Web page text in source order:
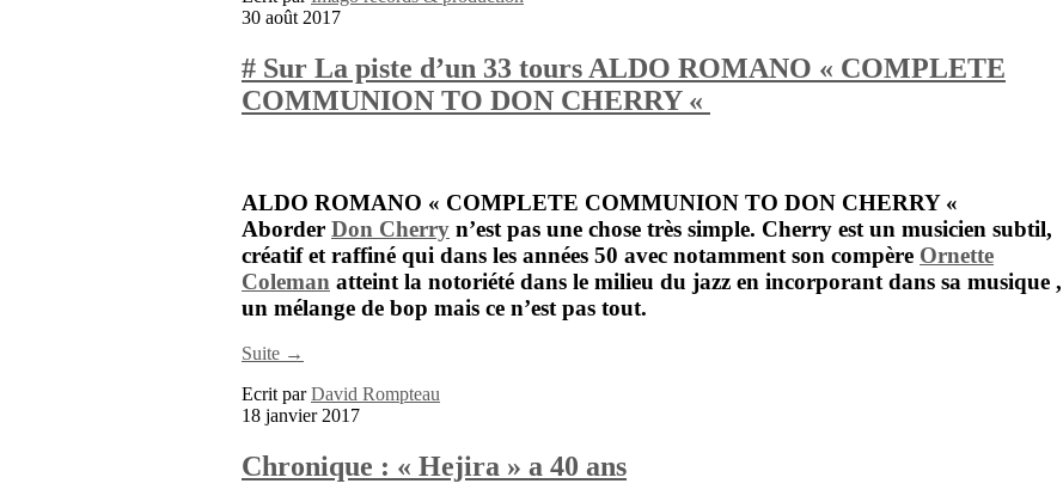
30 août 2017
# Sur La piste d’un 33 tours ALDO ROMANO « COMPLETE
COMMUNION TO DON CHERRY «
ALDO ROMANO « COMPLETE COMMUNION TO DON CHERRY «
Aborder Don Cherry n’est pas une chose très simple. Cherry est un musicien subtil,
créatif et raffiné qui dans les années 50 avec notamment son compère Ornette
Coleman atteint la notoriété dans le milieu du jazz en incorporant dans sa musique ,
un mélange de bop mais ce n’est pas tout.
Suite →
Ecrit parDavid Rompteau
18 janvier 2017
Chronique : « Hejira » a 40 ans